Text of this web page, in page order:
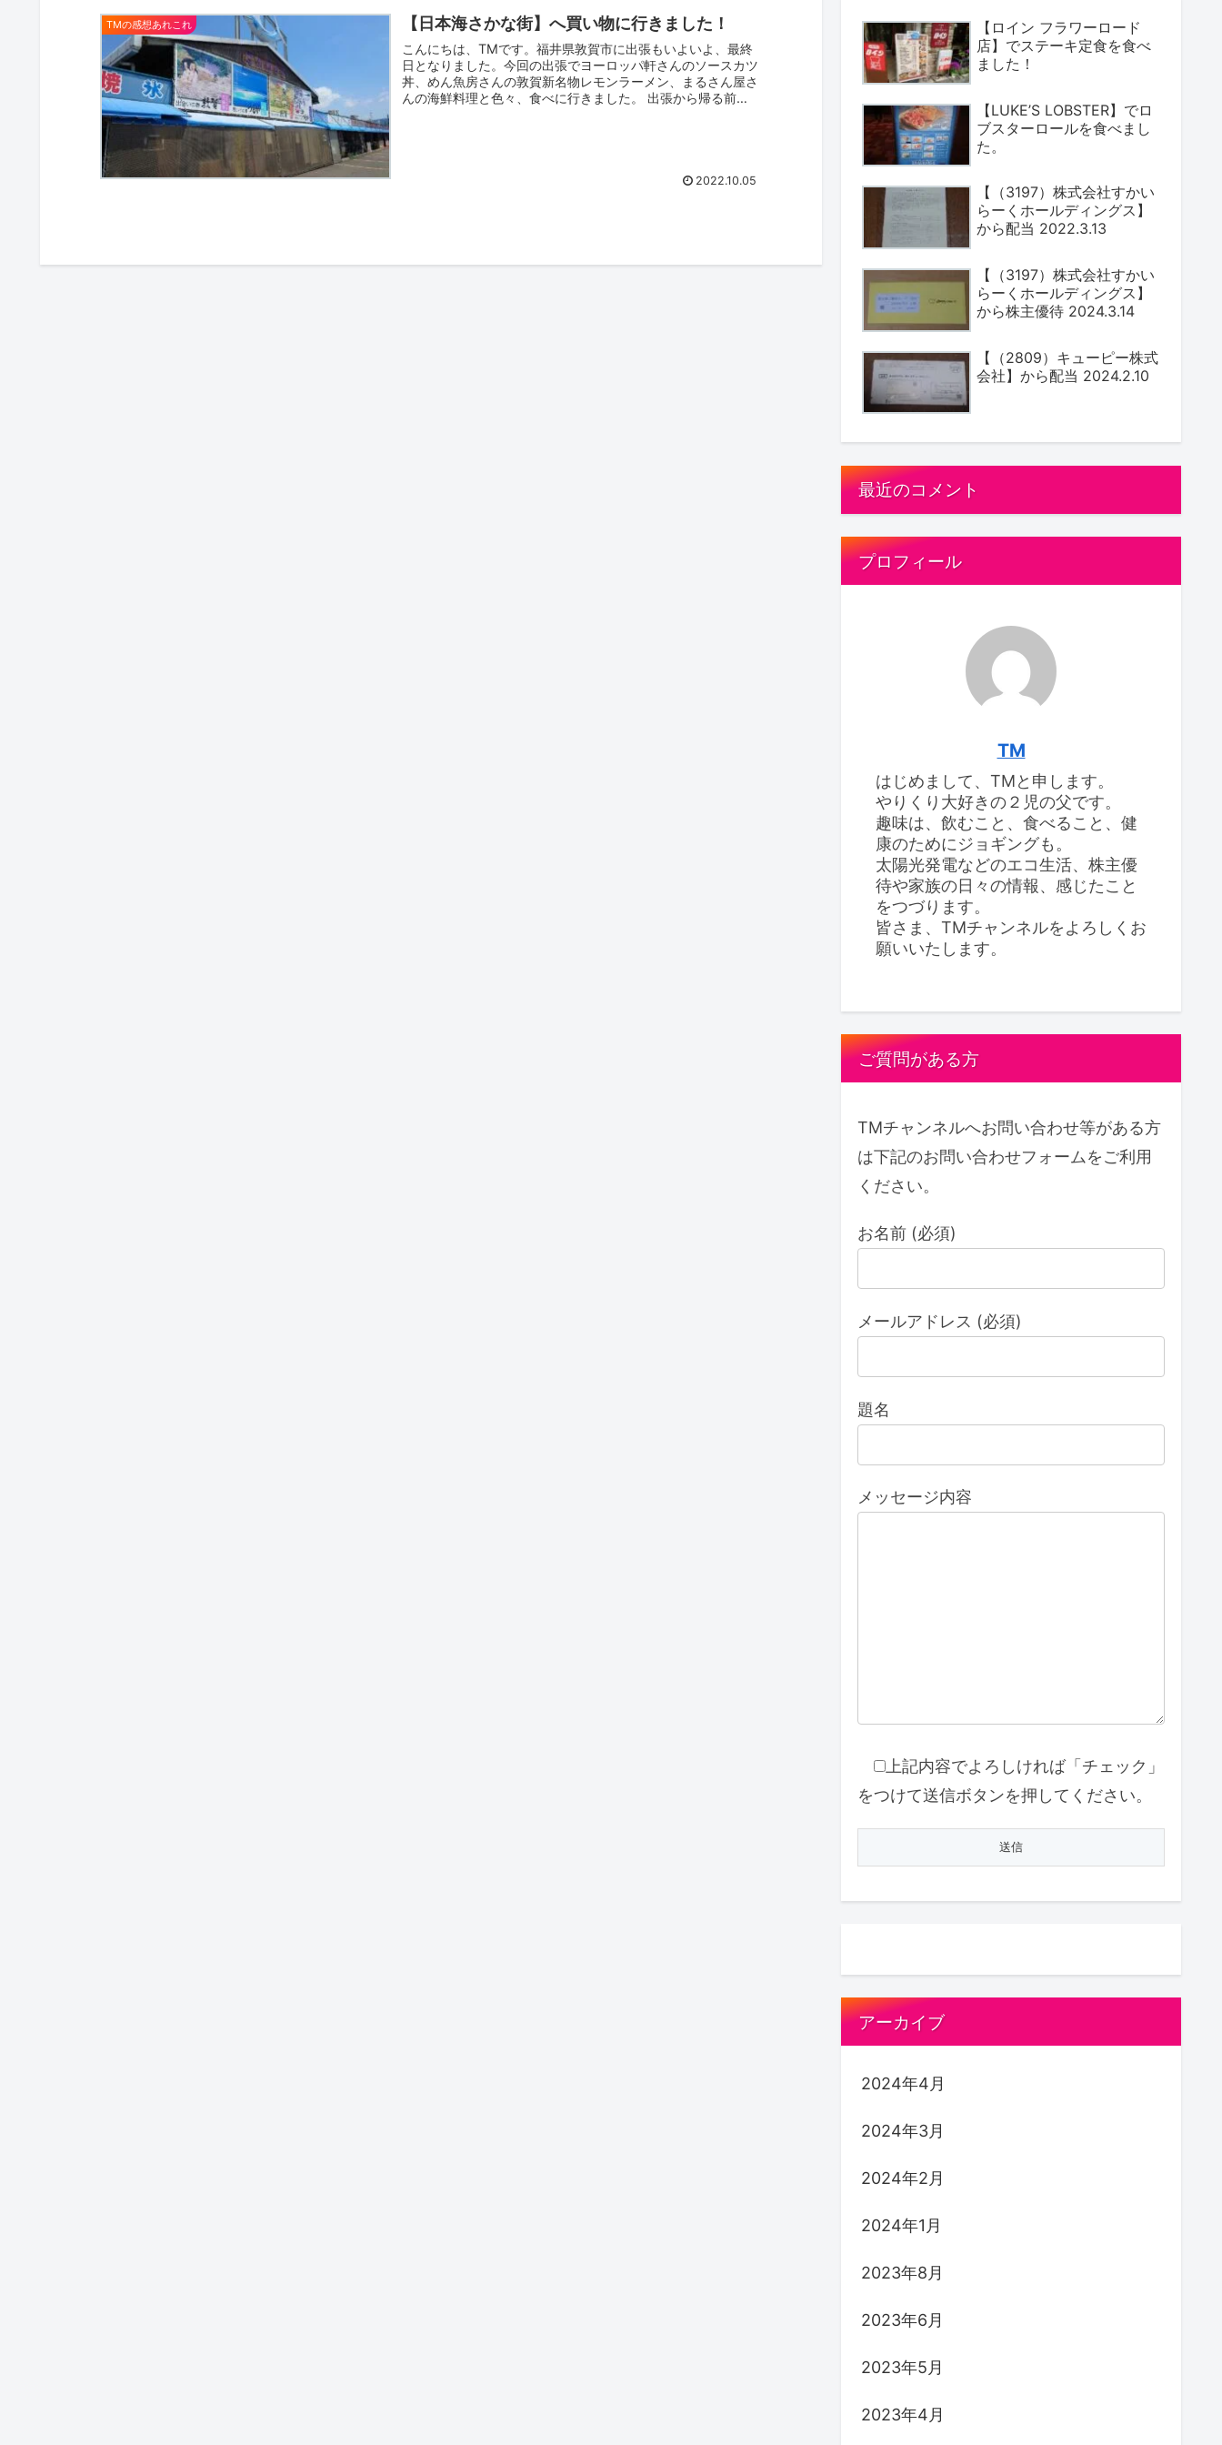
TMの感想あれこれ 【日本海さかな街】へ買い物に行きました！
こんにちは、TMです。福井県敦賀市に出張もいよいよ、最終
日となりました。今回の出張でヨーロッパ軒さんのソースカツ
丼、めん魚房さんの敦賀新名物レモンラーメン、まるさん屋さ
んの海鮮料理と色々、食べに行きました。 出張から帰る前
2022.10.05
【ロイン フラワーロード
店】でステーキ定食を食べ
ました！
【LUKE’S LOBSTER】でロ
ブスターロールを食べまし
た。
【（3197）株式会社すかい
らーくホールディングス】
から配当 2022.3.13
【（3197）株式会社すかい
らーくホールディングス】
から株主優待 2024.3.14
【（2809）キューピー株式
会社】から配当 2024.2.10
最近のコメント
プロフィール
TM
はじめまして、TMと申します。
やりくり大好きの２児の父です。
趣味は、飲むこと、食べること、健
康のためにジョギングも。
太陽光発電などのエコ生活、株主優
待や家族の日々の情報、感じたこと
をつづります。
皆さま、TMチャンネルをよろしくお
願いいたします。
ご質問がある方
TMチャンネルへお問い合わせ等がある方
は下記のお問い合わせフォームをご利用
ください。
お名前 (必須)
メールアドレス (必須)
題名
メッセージ内容
上記内容でよろしければ「チェック」
をつけて送信ボタンを押してください。
アーカイブ
2024年4月
2024年3月
2024年2月
2024年1月
2023年8月
2023年6月
2023年5月
2023年4月